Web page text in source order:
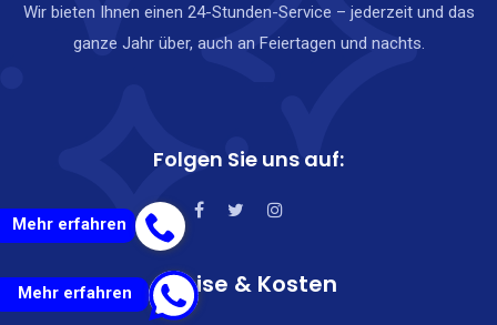
Wir bieten Ihnen einen 24-Stunden-Service – jederzeit und das
ganze Jahr über, auch an Feiertagen und nachts.
Folgen Sie uns auf:
Preise & Kosten
Mehr erfahren
Mehr erfahren